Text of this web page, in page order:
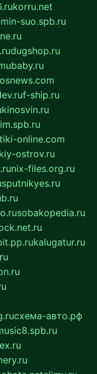
korru.net
suo.spb.ru
dugshop.ru
f-ship.ru
kinosvin.ru
online.com
ostrov.ru
nix-files.org.ru
sputnikyes.ru
sobakopedia.ru
kalugatur.ru
схема-авто.рф